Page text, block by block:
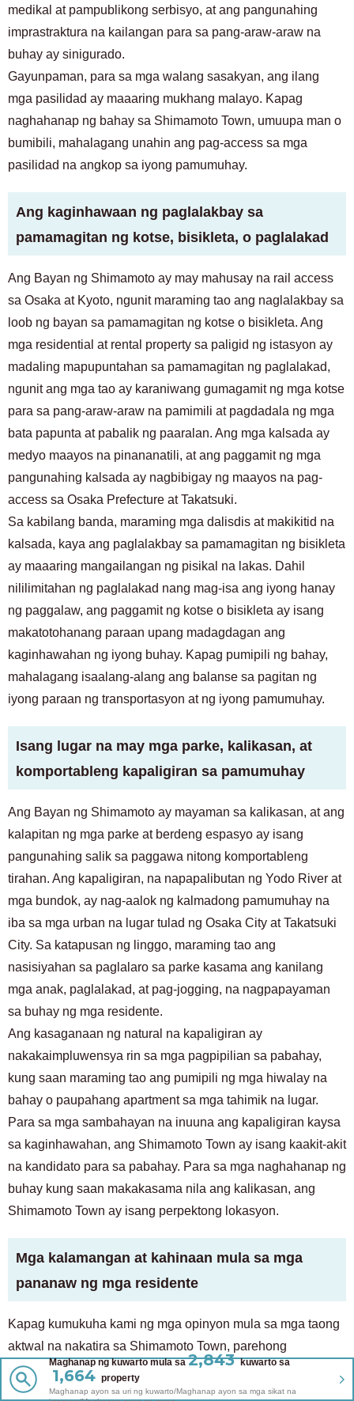
medikal at pampublikong serbisyo, at ang pangunahing
imprastraktura na kailangan para sa pang-araw-araw na
buhay ay sinigurado.
Gayunpaman, para sa mga walang sasakyan, ang ilang
mga pasilidad ay maaaring mukhang malayo. Kapag
naghahanap ng bahay sa Shimamoto Town, umuupa man o
bumibili, mahalagang unahin ang pag-access sa mga
pasilidad na angkop sa iyong pamumuhay.
Ang kaginhawaan ng paglalakbay sa
pamamagitan ng kotse, bisikleta, o paglalakad
Ang Bayan ng Shimamoto ay may mahusay na rail access
sa Osaka at Kyoto, ngunit maraming tao ang naglalakbay sa
loob ng bayan sa pamamagitan ng kotse o bisikleta. Ang
mga residential at rental property sa paligid ng istasyon ay
madaling mapupuntahan sa pamamagitan ng paglalakad,
ngunit ang mga tao ay karaniwang gumagamit ng mga kotse
para sa pang-araw-araw na pamimili at pagdadala ng mga
bata papunta at pabalik ng paaralan. Ang mga kalsada ay
medyo maayos na pinananatili, at ang paggamit ng mga
pangunahing kalsada ay nagbibigay ng maayos na pag-
access sa Osaka Prefecture at Takatsuki.
Sa kabilang banda, maraming mga dalisdis at makikitid na
kalsada, kaya ang paglalakbay sa pamamagitan ng bisikleta
ay maaaring mangailangan ng pisikal na lakas. Dahil
nililimitahan ng paglalakad nang mag-isa ang iyong hanay
ng paggalaw, ang paggamit ng kotse o bisikleta ay isang
makatotohanang paraan upang madagdagan ang
kaginhawahan ng iyong buhay. Kapag pumipili ng bahay,
mahalagang isaalang-alang ang balanse sa pagitan ng
iyong paraan ng transportasyon at ng iyong pamumuhay.
Isang lugar na may mga parke, kalikasan, at
komportableng kapaligiran sa pamumuhay
Ang Bayan ng Shimamoto ay mayaman sa kalikasan, at ang
kalapitan ng mga parke at berdeng espasyo ay isang
pangunahing salik sa paggawa nitong komportableng
tirahan. Ang kapaligiran, na napapalibutan ng Yodo River at
mga bundok, ay nag-aalok ng kalmadong pamumuhay na
iba sa mga urban na lugar tulad ng Osaka City at Takatsuki
City. Sa katapusan ng linggo, maraming tao ang
nasisiyahan sa paglalaro sa parke kasama ang kanilang
mga anak, paglalakad, at pag-jogging, na nagpapayaman
sa buhay ng mga residente.
Ang kasaganaan ng natural na kapaligiran ay
nakakaimpluwensya rin sa mga pagpipilian sa pabahay,
kung saan maraming tao ang pumipili ng mga hiwalay na
bahay o paupahang apartment sa mga tahimik na lugar.
Para sa mga sambahayan na inuuna ang kapaligiran kaysa
sa kaginhawahan, ang Shimamoto Town ay isang kaakit-akit
na kandidato para sa pabahay. Para sa mga naghahanap ng
buhay kung saan makakasama nila ang kalikasan, ang
Shimamoto Town ay isang perpektong lokasyon.
Mga kalamangan at kahinaan mula sa mga
pananaw ng mga residente
Kapag kumukuha kami ng mga opinyon mula sa mga taong
aktwal na nakatira sa Shimamoto Town, parehong
lumalabas ang mabuti at masamang punto. Kasama sa
magagandang punto ang "madaling pag-access sa Osaka at
Maghanap ng kuwarto mula sa2,843 kuwarto sa
1,664 property
Maghanap ayon sa uri ng kuwarto/Maghanap ayon sa mga sikat na